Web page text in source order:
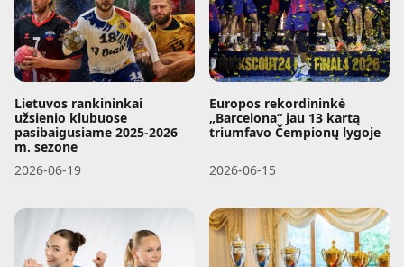
Lietuvos rankininkai
užsienio klubuose
pasibaigusiame 2025-2026
m. sezone
2026-06-19
Europos rekordininkė
„Barcelona“ jau 13 kartą
triumfavo Čempionų lygoje
2026-06-15